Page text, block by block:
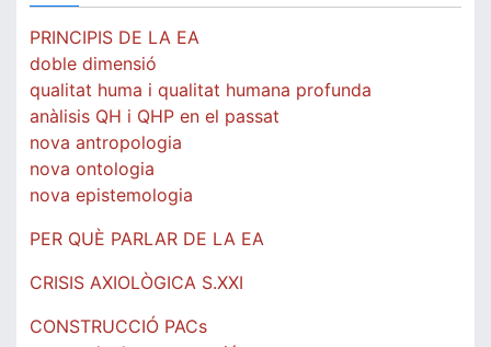
PRINCIPIS DE LA EA
doble dimensió
qualitat huma i qualitat humana profunda
anàlisis QH i QHP en el passat
nova antropologia
nova ontologia
nova epistemologia
PER QUÈ PARLAR DE LA EA
CRISIS AXIOLÒGICA S.XXI
CONSTRUCCIÓ PACs